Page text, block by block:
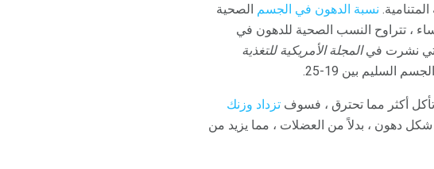
نسبة الدهون في الجسم الصحية
و 11-22 ٪ (سن 40-59 سنة). بالنسبة للنساء ، تتراوح النسب الصحية للدهون في
المجلة الأمريكية للتغذية
أكثر مما تحترق ، فسوف تزداد وزنك
دهون ، بدلاً من العضلات ، مما يزيد من